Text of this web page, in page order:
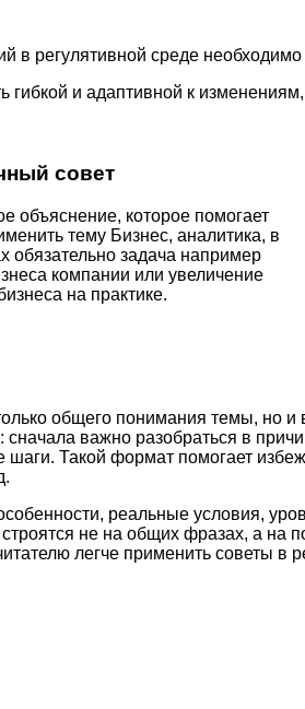
в регулятивной среде
гибкой и адаптивной к
совет
объяснение, которое помогает
тему Бизнес, аналитика, в
обязательно задача например
компании или увеличение
на практике.
общего понимания темы, но
важно разобраться в
шаги. Такой формат помогает
реальные условия,
не на общих фразах, а на
легче применить советы в